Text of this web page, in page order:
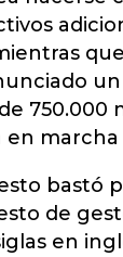
750.000
en
bastó
de
en